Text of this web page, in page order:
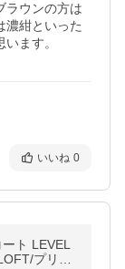
ラウンの方は
濃紺といった
ます。
いいね 0
ト LEVEL